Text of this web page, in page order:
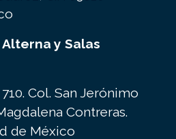
y Salas
Col. San Jerónimo
Contreras.
de México